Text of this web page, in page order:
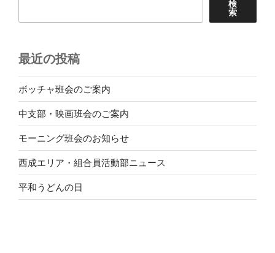
検
索
最近の投稿
ボッチャ班会のご案内
中支部・映画班会のご案内
モーニング班会のお知らせ
西成エリア・組合員活動部ニュース
平和うどんの日